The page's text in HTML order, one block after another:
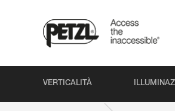
VERTICALITÀ